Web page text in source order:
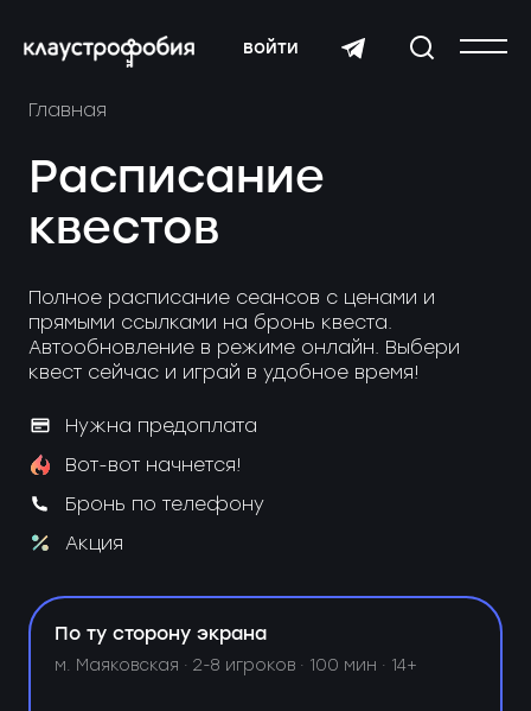
войти
Главная
Расписание
квестов
Полное расписание сеансов с ценами и
прямыми ссылками на бронь квеста.
Автообновление в режиме онлайн. Выбери
квест сейчас и играй в удобное время!
Нужна предоплата
Вот-вот начнется!
Бронь по телефону
Акция
По ту сторону экрана
м. Маяковская ·2-8 игроков · 100 мин · 14+